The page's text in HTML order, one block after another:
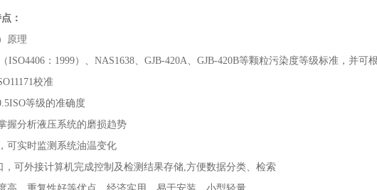
：
原理
ISO4406：1999）、NAS1638、GJB-420A、GJB-420B等颗粒污染度等级标准，并可
校准
等级的准确度
握分析液压系统的磨损趋势
可实时监测系统油温变化
，可外接计算机完成控制及检测结果存储,方便数据分类、检索